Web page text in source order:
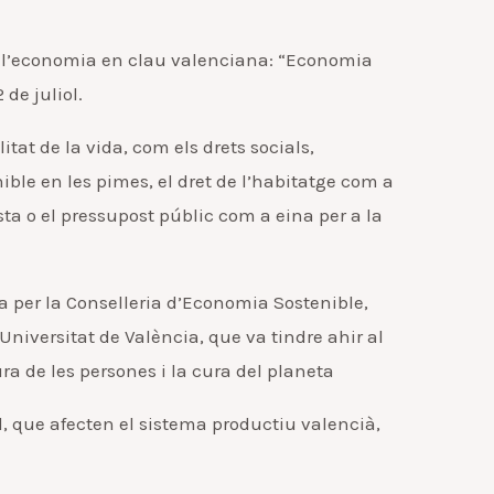
en clau valenciana: “Economia
de juliol.
de la vida, com els drets socials,
en les pimes, el dret de l’habitatge com a
o el pressupost públic com a eina per a la
la Conselleria d’Economia Sostenible,
de València, que va tindre ahir al
de les persones i la cura del planeta
que afecten el sistema productiu valencià,